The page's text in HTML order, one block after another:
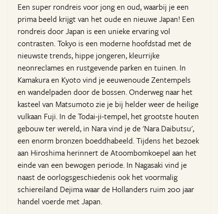
Een super rondreis voor jong en oud, waarbij je een
prima beeld krijgt van het oude en nieuwe Japan! Een
rondreis door Japan is een unieke ervaring vol
contrasten. Tokyo is een moderne hoofdstad met de
nieuwste trends, hippe jongeren, kleurrijke
neonreclames en rustgevende parken en tuinen. In
Kamakura en Kyoto vind je eeuwenoude Zentempels
en wandelpaden door de bossen. Onderweg naar het
kasteel van Matsumoto zie je bij helder weer de heilige
vulkaan Fuji. In de Todai-ji-tempel, het grootste houten
gebouw ter wereld, in Nara vind je de 'Nara Daibutsu',
een enorm bronzen boeddhabeeld. Tijdens het bezoek
aan Hiroshima herinnert de Atoombomkoepel aan het
einde van een bewogen periode. In Nagasaki vind je
naast de oorlogsgeschiedenis ook het voormalig
schiereiland Dejima waar de Hollanders ruim 200 jaar
handel voerde met Japan.